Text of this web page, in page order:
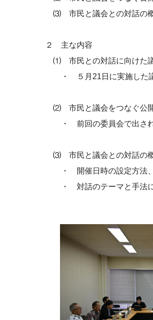
⑶ 市民と議会との対話の概
２ 主な内容
⑴ 市民との対話に向けた議
・ ５月21日に実施した議
⑵ 市民と議会をつなぐ公開
・ 前回の委員会で出され
⑶ 市民と議会との対話の概
・ 開催日時の設定方法、
・ 対話のテーマと手法に